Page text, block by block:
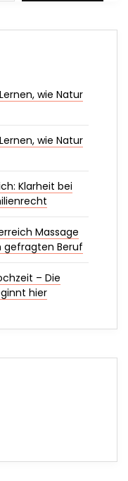
wie Natur
wie Natur
Klarheit bei
Massage
gefragten Beruf
– Die
hier